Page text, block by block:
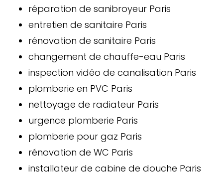
réparation de sanibroyeur Paris
entretien de sanitaire Paris
rénovation de sanitaire Paris
changement de chauffe-eau Paris
inspection vidéo de canalisation Paris
plomberie en PVC Paris
nettoyage de radiateur Paris
urgence plomberie Paris
plomberie pour gaz Paris
rénovation de WC Paris
installateur de cabine de douche Paris